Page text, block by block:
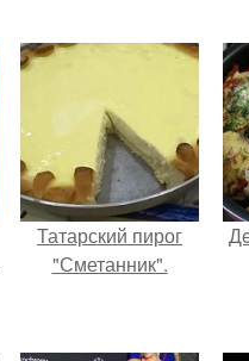
Татарский пирог
"Сметанник".